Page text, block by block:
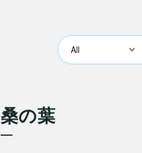
桑の葉